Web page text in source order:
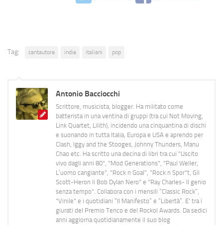
Tag: cantautore indie italiani pop
Antonio Bacciocchi
Scrittore, musicista, blogger. Ha militato come
batterista in una ventina di gruppi (tra cui Not Moving,
Link Quartet, Lilith), incidendo una cinquantina di dischi
e suonando in tutta Italia, Europa e USA e aprendo per
Clash, Iggy and the Stooges, Johnny Thunders, Manu
Chao etc. Ha scritto una decina di libri tra cui "Uscito
vivo dagli anni 80", "Mod Generations", "Paul Weller,
L’uomo cangiante", "Rock n Goal", "Rock n Spor"t, Gil
Scott-Heron Il Bob Dylan Nero" e "Ray Charles- Il genio
senza tempo". Collabora con i mensili “Classic Rock”,
"Vinile" e i quotidiani “Il Manifesto” e “Libertà”. E' tra i
giurati del Premio Tenco e del Rockol Awards. Da sedici
anni aggiorna quotidianamente il suo blog